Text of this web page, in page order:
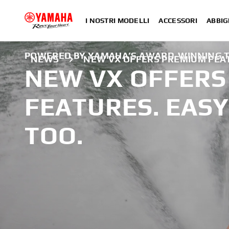
I NOSTRI MODELLI ACCESSORI
NEWS NEW VX OFFERS PREMIUM
POWERED BY YAMAHA’S AWARD-WINNING
NEW VX
FEATURES.
TOO.